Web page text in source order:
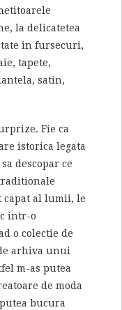
la delicatetea
in fursecuri,
tapete,
satin,
Fie ca
istorica legata
descopar ce
al lumii, le
intr-o
o colectie de
arhiva unui
m-as putea
de moda
bucura